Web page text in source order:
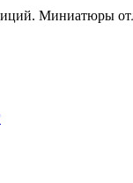
Миниатюры